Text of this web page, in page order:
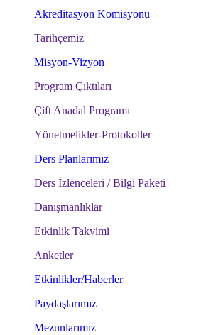
Akreditasyon Komisyonu
Tarihçemiz
Misyon-Vizyon
Program Çıktıları
Çift Anadal Programı
Yönetmelikler-Protokoller
Ders Planlarımız
Ders İzlenceleri / Bilgi Paketi
Danışmanlıklar
Etkinlik Takvimi
Anketler
Etkinlikler/Haberler
Paydaşlarımız
Mezunlarımız